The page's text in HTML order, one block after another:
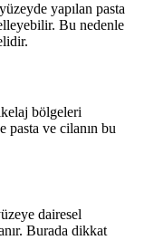
yapılan pasta
Bu nedenle
bölgeleri
pasta ve cilanın bu
dairesel
Burada dikkat